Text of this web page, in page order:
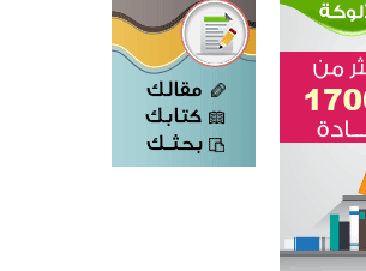
لمسابقة حفظ وتلاوة القرآن الكريم في أزناكاييف